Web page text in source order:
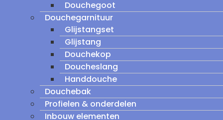
Douchegoot
Douchegarnituur
Glijstangset
Glijstang
Douchekop
Doucheslang
Handdouche
Douchebak
Profielen & onderdelen
Inbouw elementen